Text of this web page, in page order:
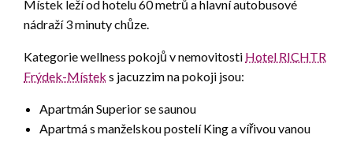
Místek leží od hotelu 60 metrů a hlavní autobusové
nádraží 3 minuty chůze.
Kategorie wellness pokojů v nemovitosti Hotel RICHTR
Frýdek-Místek s jacuzzim na pokoji jsou:
Apartmán Superior se saunou
Apartmá s manželskou postelí King a vířivou vanou